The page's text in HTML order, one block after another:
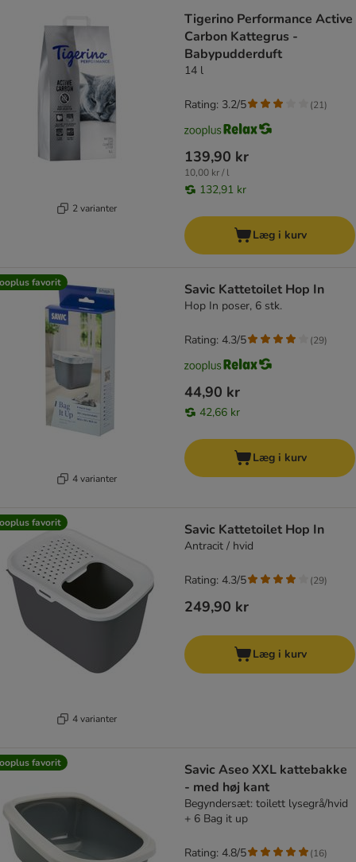
2 varianter
Tigerino Performance Active
Carbon Kattegrus -
Babypudderduft
14 l
139,90 kr
10,00 kr / l
132,91 kr
Rating: 3.2/5 (21)
Læg i kurv
favorit
4 varianter
Savic Kattetoilet Hop In
Hop In poser, 6 stk.
44,90 kr
42,66 kr
Rating: 4.3/5 (29)
Læg i kurv
favorit
4 varianter
Savic Kattetoilet Hop In
Antracit / hvid
249,90 kr
Rating: 4.3/5 (29)
Læg i kurv
favorit
Savic Aseo XXL kattebakke
- med høj kant
Begyndersæt: toilett lysegrå/hvid
+ 6 Bag it up
Rating: 4.8/5 (16)